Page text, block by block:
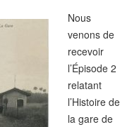
Nous
venons de
recevoir
l’Épisode 2
relatant
l’Histoire de
la gare de